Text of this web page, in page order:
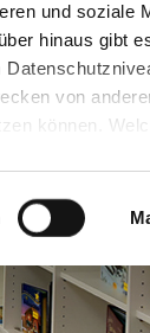
und soziale
hinaus gibt
von
können.
der
werden.